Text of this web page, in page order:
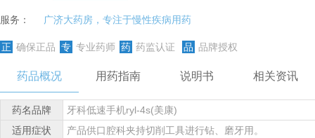
服务： 广济大药房，专注于慢性疾病用药
正 确保正品 专 专业药师 药 药监认证 品 品牌授权
药品概况 用药指南 说明书 相关资讯
药名品牌
牙科低速手机ryl-4s(美康)
适用症状
产品供口腔科夹持切削工具进行钻、磨牙用。